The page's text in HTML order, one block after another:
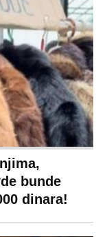
bunde
dinara!